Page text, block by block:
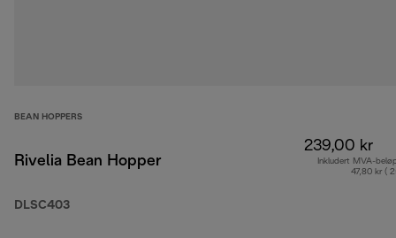
BEAN HOPPERS
Rivelia Bean Hopper
DLSC403
239,00 kr
Inkludert MVA-
47,80 kr (